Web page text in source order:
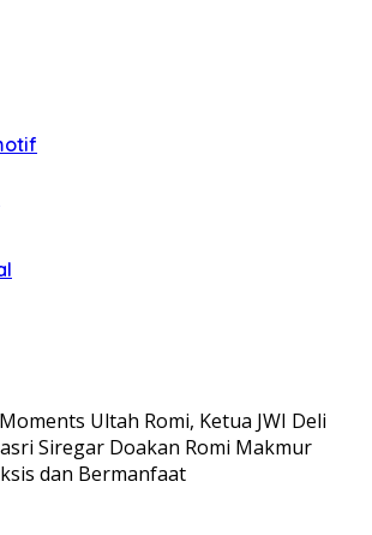
Moments Ultah Romi, Ketua JWI Deli
Siregar Doakan Romi Makmur
dan Bermanfaat